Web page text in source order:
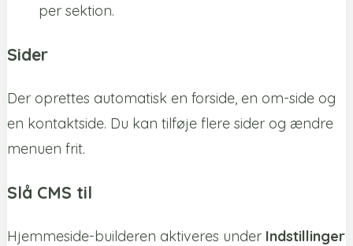
per sektion.
Sider
Der oprettes automatisk en forside, en om-side og
en kontaktside. Du kan tilføje flere sider og ændre
menuen frit.
Slå CMS til
Hjemmeside-builderen aktiveres under Indstillinger